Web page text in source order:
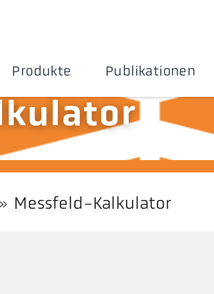
Produkte Publikationen
Messfeld-Kalkulator